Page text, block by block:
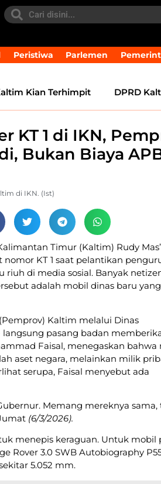
Peristiwa Parlemen
Kian Terhimpit DPRD Kaltim
KT 1 di IKN,
Bukan Biaya
di IKN. (Ist)
Timur (Kaltim) Rudy
KT 1 saat pelantikan
riuh di media sosial. Banyak
adalah mobil dinas baru yang
Kaltim melalui Dinas
pasang badan
Faisal, menegaskan bahwa
aset negara, melainkan milik
serupa, Faisal menyebut ada
Memang mereknya sama,
(6/3/2026).
menepis keraguan. Untuk mobil
Rover 3.0 SWB Autobiography
5.052 mm.